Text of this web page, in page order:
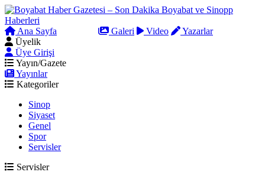
Ana Sayfa Galeri Video
Yazarlar
Üyelik
Üye Girişi
Yayın/Gazete
Yayınlar
Kategoriler
Sinop
Siyaset
Genel
Spor
Servisler
Servisler